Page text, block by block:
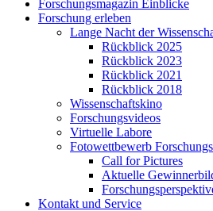
Forschungsmagazin Einblicke
Forschung erleben
Lange Nacht der
Rückblick 2025
Rückblick 2023
Rückblick 2021
Rückblick 2018
Wissenschaftskino
Forschungsvideos
Virtuelle Labore
Fotowettbewerb
Call for Pictures
Aktuelle
Kontakt und Service